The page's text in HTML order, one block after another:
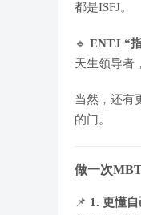
都是ISFJ。
🔹 ENTJ “
天生领导者
当然，还有
的门。
做一次
📌 1. 更懂